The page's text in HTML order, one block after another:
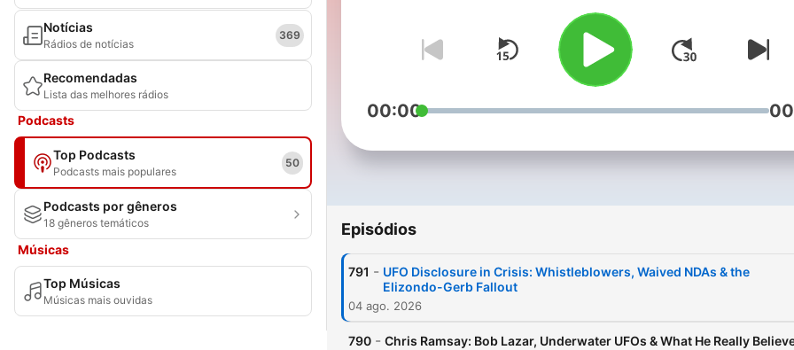
Notícias
Rádios de notícias
369
Recomendadas
Lista das melhores rádios
Podcasts
Top Podcasts
Podcasts mais populares
50
Podcasts por gêneros
18 gêneros temáticos
Músicas
Top Músicas
Músicas mais ouvidas
00:00
Episódios
791 - UFO Disclosure in Crisis: Whistleblowers, Waived NDAs & the
Elizondo-Gerb Fallout
04 ago. 2026
790 - Chris Ramsay: Bob Lazar, Underwater UFOs & What He Really